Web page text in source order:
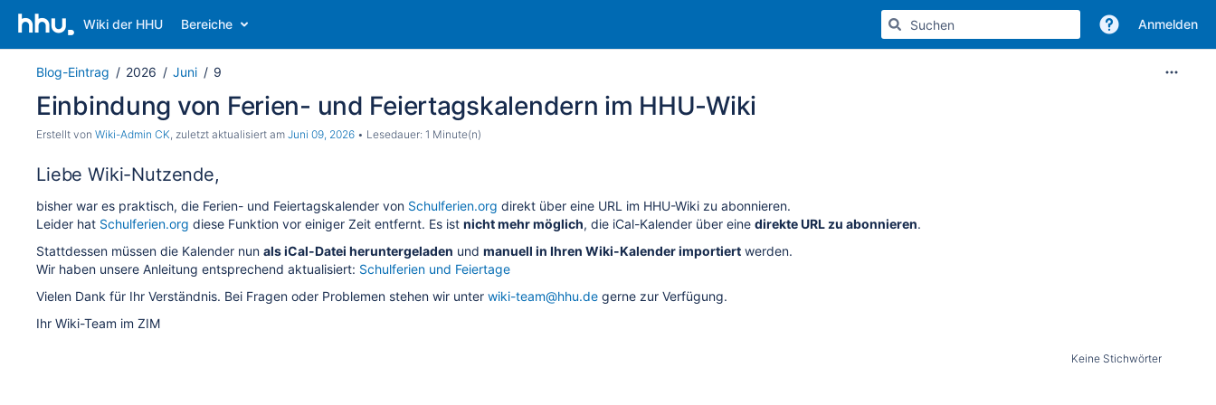
Wiki der HHU Bereiche Anmelden
Blog-Eintrag 2026 Juni 9
Einbindung von Ferien- und Feiertagskalendern im HHU-Wiki
Erstellt von Wiki-Admin CK, zuletzt aktualisiert am Juni 09, 2026 Lesedauer: 1 Minute(n)
Liebe Wiki-Nutzende,
bisher war es praktisch, die Ferien- und Feiertagskalender von Schulferien.org direkt über eine URL im HHU-Wiki zu abonnieren.
Leider hat Schulferien.org diese Funktion vor einiger Zeit entfernt. Es ist nicht mehr möglich, die iCal-Kalender über eine direkte URL zu abonnieren.
Stattdessen müssen die Kalender nun als iCal-Datei heruntergeladen und manuell in Ihren Wiki-Kalender importiert werden.
Wir haben unsere Anleitung entsprechend aktualisiert: Schulferien und Feiertage
Vielen Dank für Ihr Verständnis. Bei Fragen oder Problemen stehen wir unter wiki-team@hhu.de gerne zur Verfügung.
Ihr Wiki-Team im ZIM
Keine Stichwörter